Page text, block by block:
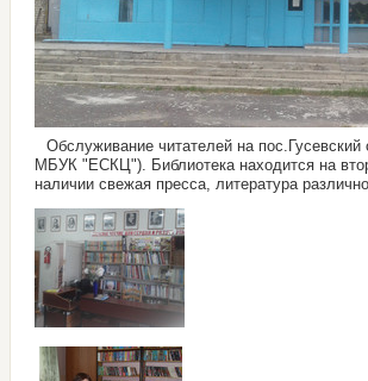
Обслуживание читателей на
МБУК "ЕСКЦ"). Библиотека находится на
наличии свежая пресса, литература